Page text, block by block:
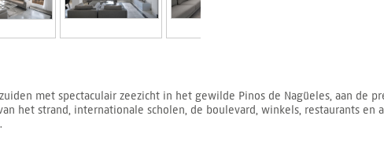
met spectaculair zeezicht in het gewilde Pinos de Nagüeles, aan de
het strand, internationale scholen, de boulevard, winkels, restaurants